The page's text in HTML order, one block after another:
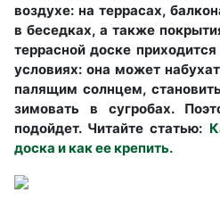
воздухе: на террасах,
в беседках, а также
террасной доске
условиях: она может
палящим солнцем,
зимовать в сугробах.
подойдет. Читайте статью:
доска и как ее крепить.